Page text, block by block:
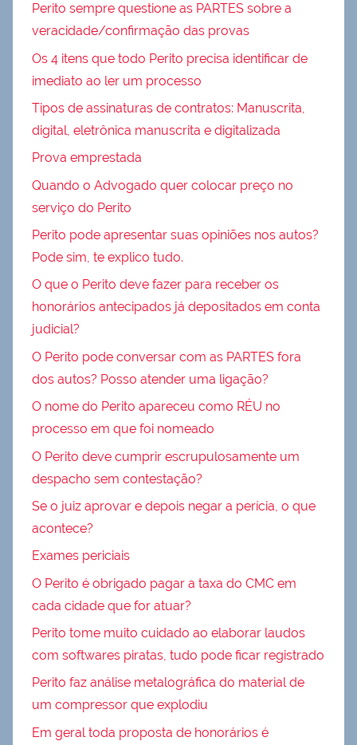
Perito sempre questione as PARTES sobre a
veracidade/confirmação das provas
Os 4 itens que todo Perito precisa identificar de
imediato ao ler um processo
Tipos de assinaturas de contratos: Manuscrita,
digital, eletrônica manuscrita e digitalizada
Prova emprestada
Quando o Advogado quer colocar preço no
serviço do Perito
Perito pode apresentar suas opiniões nos autos?
Pode sim, te explico tudo.
O que o Perito deve fazer para receber os
honorários antecipados já depositados em conta
judicial?
O Perito pode conversar com as PARTES fora
dos autos? Posso atender uma ligação?
O nome do Perito apareceu como RÉU no
processo em que foi nomeado
O Perito deve cumprir escrupulosamente um
despacho sem contestação?
Se o juiz aprovar e depois negar a perícia, o que
acontece?
Exames periciais
O Perito é obrigado pagar a taxa do CMC em
cada cidade que for atuar?
Perito tome muito cuidado ao elaborar laudos
com softwares piratas, tudo pode ficar registrado
Perito faz análise metalográfica do material de
um compressor que explodiu
Em geral toda proposta de honorários é